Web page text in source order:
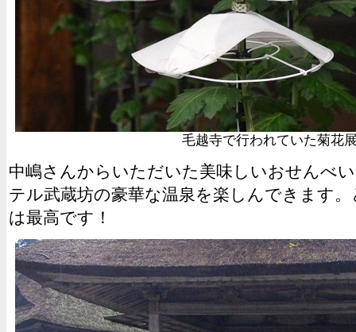
毛越寺で行われていた菊花
中嶋さんからいただいた美味しいおせんべ
テル武蔵坊の豪華な温泉を楽しんできます
は最高です！